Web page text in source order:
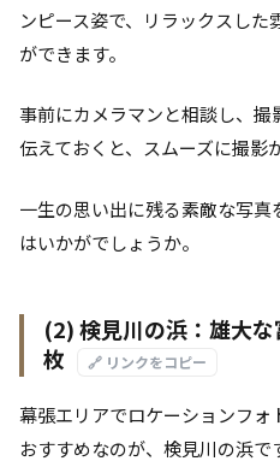
ンピース姿で、リラックスした
ができます。
事前にカメラマンと相談し、撮
伝えておくと、スムーズに撮影
一生の思い出に残る素敵な写
はいかがでしょうか。
(2) 検見川の浜：雄大
枚
🔗 リンクをコピー
幕張エリアでロケーションフ
おすすめなのが、検見川の浜